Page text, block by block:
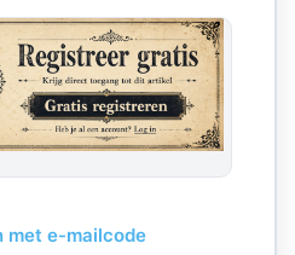
e-mailcode